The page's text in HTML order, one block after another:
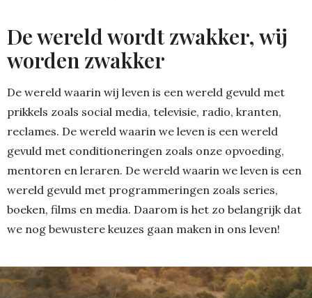
De wereld wordt zwakker, wij
worden zwakker
De wereld waarin wij leven is een wereld gevuld met
prikkels zoals social media, televisie, radio, kranten,
reclames. De wereld waarin we leven is een wereld
gevuld met conditioneringen zoals onze opvoeding,
mentoren en leraren. De wereld waarin we leven is een
wereld gevuld met programmeringen zoals series,
boeken, films en media. Daarom is het zo belangrijk dat
we nog bewustere keuzes gaan maken in ons leven!